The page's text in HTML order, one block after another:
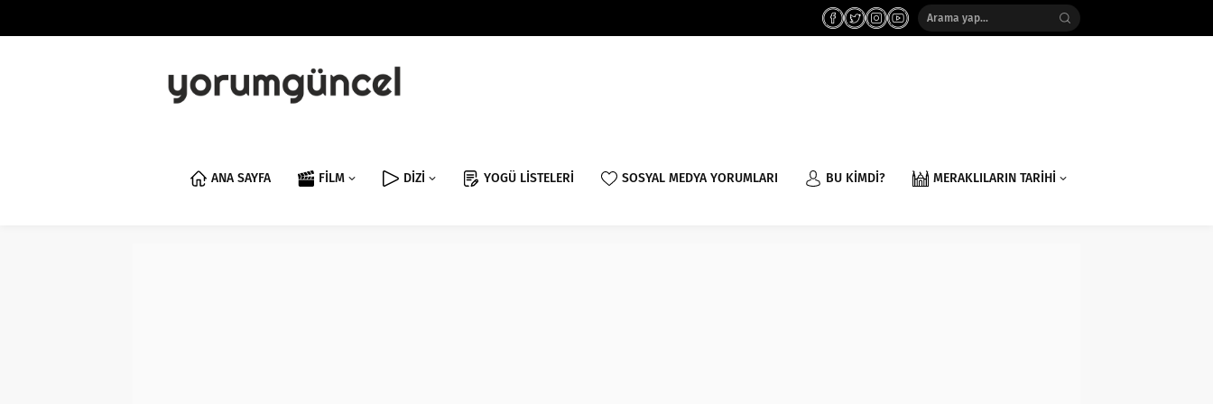
ANA SAYFA FİLM DİZİ YOGÜ LİSTELERİ SOSYAL MEDYA YORUMLARI BU KİMDİ? MERAKLILARIN TARİHİ